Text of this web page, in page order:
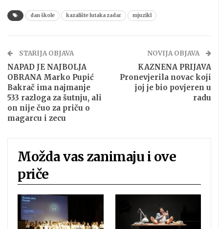
dan škole kazalište lutaka zadar mjuzikl
STARIJA OBJAVA
NAPAD JE NAJBOLJA
OBRANA Marko Pupić
Bakrač ima najmanje
533 razloga za šutnju, ali
on nije čuo za priču o
magarcu i zecu
NOVIJA OBJAVA
KAZNENA PRIJAVA
Pronevjerila novac koji
joj je bio povjeren u
radu
Možda vas zanimaju i ove
priče